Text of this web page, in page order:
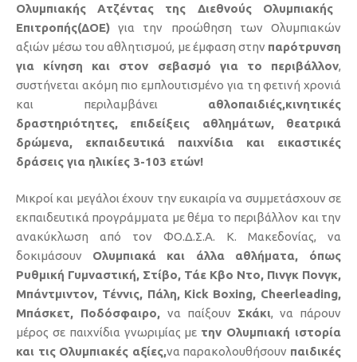
Ολυμπιακής Ατζέντας της Διεθνούς Ολυμπιακής
Επιτροπής(ΔΟΕ) για την προώθηση των Ολυμπιακών
αξιών μέσω του αθλητισμού, με έμφαση στην παρότρυνση
για κίνηση και στον σεβασμό για το περιβάλλον,
συστήνεται ακόμη πιο εμπλουτισμένο για τη φετινή χρονιά
και περιλαμβάνει αθλοπαιδιές,κινητικές
δραστηριότητες, επιδείξεις αθλημάτων, θεατρικά
δρώμενα, εκπαιδευτικά παιχνίδια και εικαστικές
δράσεις για ηλικίες 3-103 ετών!
Μικροί και μεγάλοι έχουν την ευκαιρία να συμμετάσχουν σε
εκπαιδευτικά προγράμματα με θέμα το περιβάλλον και την
ανακύκλωση από τον ΦΟ.Δ.Σ.Α. Κ. Μακεδονίας, να
δοκιμάσουν Ολυμπιακά και άλλα αθλήματα, όπως
Ρυθμική Γυμναστική, Στίβο, Τάε Κβο Ντο, Πινγκ Πονγκ,
Μπάντμιντον, Τέννις, Πάλη, Kick Boxing, Cheerleading,
Μπάσκετ, Ποδόσφαιρο, να παίξουν Σκάκι, να πάρουν
μέρος σε παιχνίδια γνωριμίας με την Ολυμπιακή ιστορία
και τις Ολυμπιακές αξίες,να παρακολουθήσουν παιδικές